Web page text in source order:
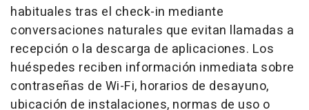
habituales tras el check-in mediante
conversaciones naturales que evitan llamadas a
recepción o la descarga de aplicaciones. Los
huéspedes reciben información inmediata sobre
contraseñas de Wi-Fi, horarios de desayuno,
ubicación de instalaciones, normas de uso o